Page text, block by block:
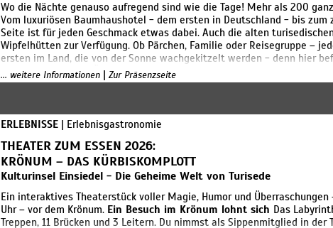
Wo die Nächte genauso aufregend sind wie die Tage! Mehr als 200
Vom luxuriösen Baumhaushotel - dem ersten in Deutschland - bis
Seite ist für jeden Geschmack etwas dabei. Auch die alten
Wipfelhütten zur Verfügung. Ob Pärchen, Familie oder Reisegruppe –
ersten im Land, die von der Sonne wachgekitzelt werden - denn hier
Diese einzigartigen Übernachtungen wurden im Jahr 2006 auch mit
Entdeckt unser Baumhaushotel in Sachsen. Auf der Kulturinsel und in
nächsten Morgen unsere spannenden "Nachbarwelten" erkunden? Ihr
verbringen wollt, könnt ihr ordentlich sparen.
... weitere Informationen | Zur Präsenzseite
ERLEBNISSE | Erlebnisgastronomie
THEATER ZUM ESSEN 2026:
KRÖNUM – DAS KÜRBISKOMPLOTT
Kulturinsel Einsiedel - Die Geheime Welt von Turisede
Ein interaktives Theaterstück voller Magie, Humor und Überraschungen
Uhr – vor dem Krönum. Ein Besuch im Krönum lohnt sich Das
Treppen, 11 Brücken und 3 Leitern. Du nimmst als Sippenmitglied in der